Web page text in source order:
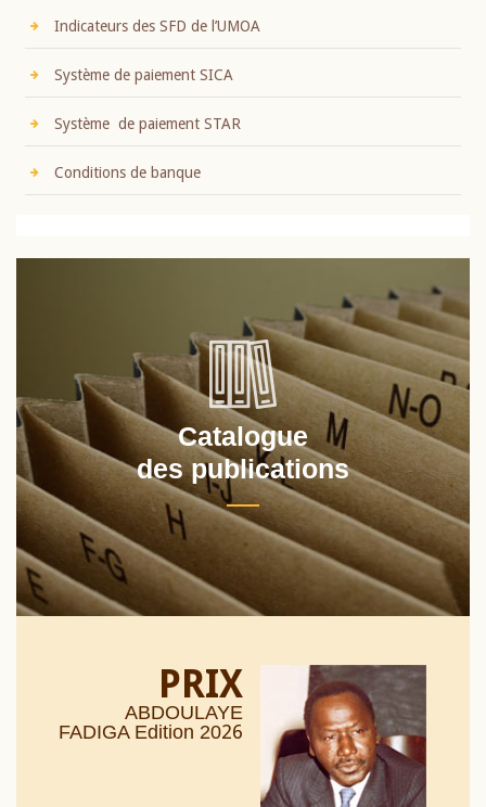
Indicateurs des SFD de l’UMOA
Système de paiement SICA
Système de paiement STAR
Conditions de banque
Catalogue
des publications
PRIX
ABDOULAYE
FADIGA Edition 2026